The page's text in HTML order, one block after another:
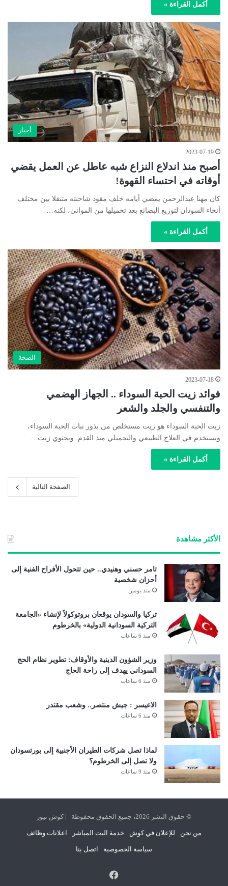
أكمل القراءة »
أخبار
2023-07-19
أصبح منذ اندلاع النزاع شبه عاطل عن العمل يقضي
أوقاته في احتساء القهوة!
كان مهنا عبدالرحمن يمضي أيامه خلف مقود شاحنته متنقلا بين مختلف
أنحاء السودان لتوزيع البضائع بعد تحميلها من الموانئ، لكنه…
أكمل القراءة »
الصحة
2023-07-18
فوائد زيت الحبة السوداء .. الجهاز الهضمي
والتنفسي والجلد والشعر
زيت الحبة السوداء هو زيت مستخلص من بذور نبات الحبة السوداء،
ويستخدم في العلاج الطبيعي والتجميلي منذ القدم. ويحتوي زيت…
أكمل القراءة »
الصفحة التالية
الأكثر مشاهدة
تامر حسني وهنيدي.. حين تتحول الأفراح الفنية إلى
أحزان شخصية
منذ يومين
تركيا والسودان يوقعان بروتوكولاً لإنشاء «الجامعة
التركية السودانية الدولية» بالخرطوم
منذ 6 ساعات
وزير الشؤون الدينية والأوقاف: تطوير نظام الحج
السوداني يهدف إلى راحة الحاج
منذ 6 ساعات
الاعيسر : جيش منتصر.. وشعب مقتدر
منذ 6 ساعات
لماذا تصل شركات الطيران الأجنبية إلى بورتسودان
ولا تصل إلى الخرطوم؟
منذ 9 ساعات
© حقوق النشر 2026، جميع الحقوق محفوظة | كوش نيوز
من نحن للإعلان في كوش خدمة البث المباشر اعلانات وظائف
سياسة الخصوصية اتصل بنا